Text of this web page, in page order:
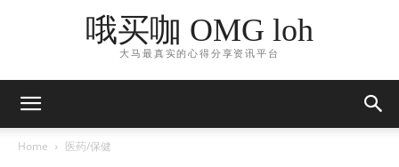
哦买咖 OMG loh
大马最真实的心得分享资讯平台
Home 医药/保健